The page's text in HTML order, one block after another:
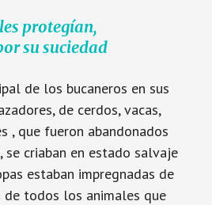
protegían,
su suciedad
de los bucaneros en sus
de cerdos, vacas,
, que fueron abandonados
se criaban en estado salvaje
estaban impregnadas de
de todos los animales que